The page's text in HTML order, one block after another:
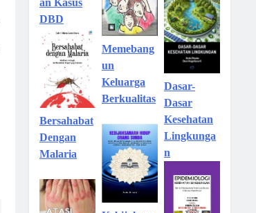
an Kasus
DBD
Bersahabat
Dengan
Malaria
Memebang
un
Keluarga
Berkualitas
Dasar-
Dasar
Kesehatan
Lingkunga
n